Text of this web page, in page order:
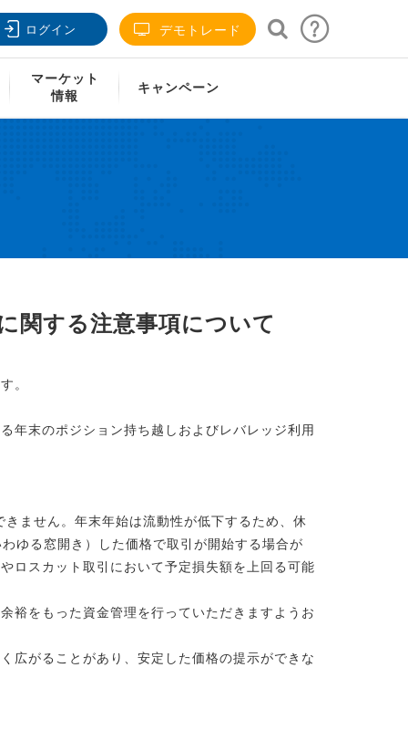
ログイン デモトレード
マーケット
情報
キャンペーン
関する注意事項について
。
年末のポジション持ち越しおよびレバレッジ利用
ません。年末年始は流動性が低下するため、休
ゆる窓開き）した価格で取引が開始する場合が
ロスカット取引において予定損失額を上回る可能
裕をもった資金管理を行っていただきますようお
広がることがあり、安定した価格の提示ができな